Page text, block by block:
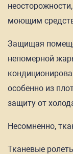
моющим
Защищая
непомерной
особенно из
защиту от
Несомненно,
Тканевые